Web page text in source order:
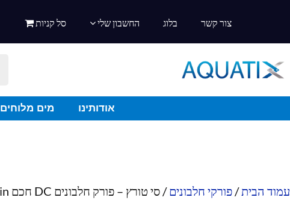
צור קשר בלוג החשבון שלי סל קניות
אודותינו מים מלוחים
עמוד הבית/פורקי חלבונים/ סי טורץ – פורק חלבונים DC חכם UM-250in (1000-1800 ליטר)